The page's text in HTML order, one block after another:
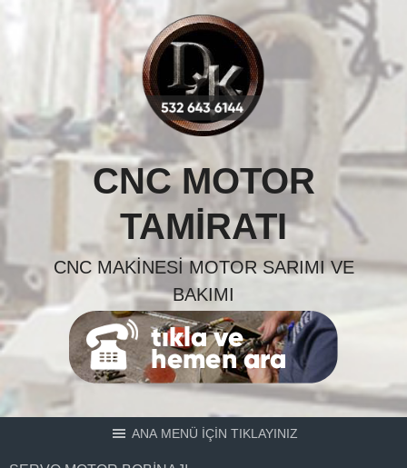
CNC MOTOR
TAMIRATI
CNC MAKINESI MOTOR SARIMI VE
BAKIMI
ANA MENÜ İÇİN TIKLAYINIZ